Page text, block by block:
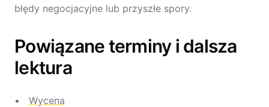
błędy negocjacyjne lub przyszłe spory.
Powiązane terminy i dalsza
lektura
Wycena